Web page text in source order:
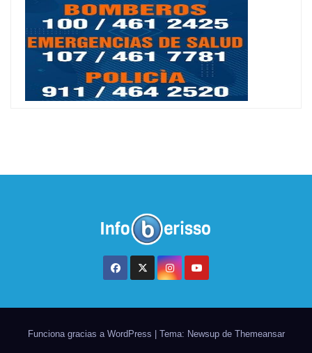
Funciona gracias a WordPress | Tema: Newsup de Themeansar